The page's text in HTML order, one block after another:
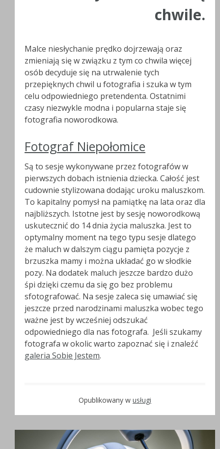
chwile.
Malce niesłychanie prędko dojrzewają oraz
zmieniają się w związku z tym co chwila więcej
osób decyduje się na utrwalenie tych
przepięknych chwil u fotografia i szuka w tym
celu odpowiedniego pretendenta. Ostatnimi
czasy niezwykle modna i popularna staje się
fotografia noworodkowa.
Fotograf Niepołomice
Są to sesje wykonywane przez fotografów w
pierwszych dobach istnienia dziecka. Całość jest
cudownie stylizowana dodając uroku maluszkom.
To kapitalny pomysł na pamiątkę na lata oraz dla
najbliższych. Istotne jest by sesję noworodkową
uskutecznić do 14 dnia życia maluszka. Jest to
optymalny moment na tego typu sesje dlatego
że maluch w dalszym ciągu pamięta pozycje z
brzuszka mamy i można układać go w słodkie
pozy. Na dodatek maluch jeszcze bardzo dużo
śpi dzięki czemu da się go bez problemu
sfotografować. Na sesje zaleca się umawiać się
jeszcze przed narodzinami maluszka wobec tego
ważne jest by wcześniej odszukać
odpowiedniego dla nas fotografa. Jeśli szukamy
fotografa w okolic warto zapoznać się i znaleźć
galeria Sobie Jestem.
Opublikowany w usługi